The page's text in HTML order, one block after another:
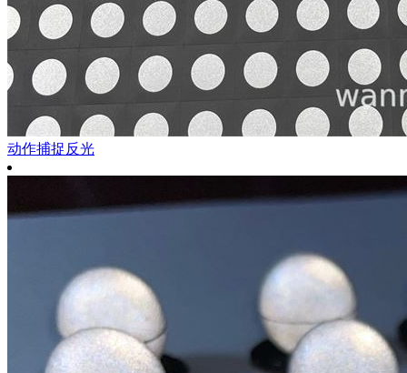
动作捕捉反光